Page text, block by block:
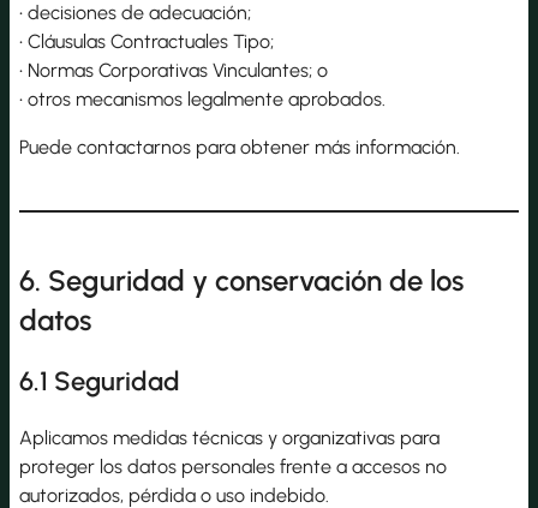
• decisiones de adecuación;
• Cláusulas Contractuales Tipo;
• Normas Corporativas Vinculantes; o
• otros mecanismos legalmente aprobados.
Puede contactarnos para obtener más información.
6. Seguridad y conservación de los
datos
6.1 Seguridad
Aplicamos medidas técnicas y organizativas para
proteger los datos personales frente a accesos no
autorizados, pérdida o uso indebido.